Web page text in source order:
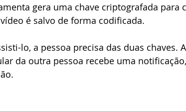
gera uma chave criptografada para
é salvo de forma codificada.
lo, a pessoa precisa das duas chaves.
da outra pessoa recebe uma